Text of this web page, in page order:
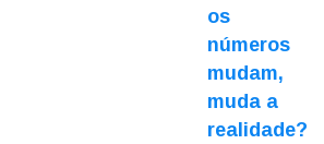
os
números
mudam,
muda a
realidade?